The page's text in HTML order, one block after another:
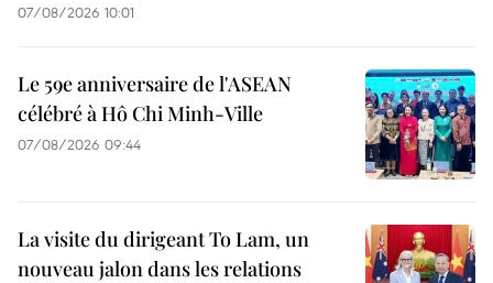
07/08/2026 10:01
Le 59e anniversaire de l'ASEAN
célébré à Hô Chi Minh-Ville
07/08/2026 09:44
La visite du dirigeant To Lam, un
nouveau jalon dans les relations